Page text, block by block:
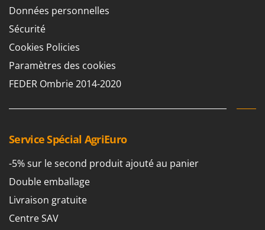
Données personnelles
Sécurité
Cookies Policies
Paramètres des cookies
FEDER Ombrie 2014-2020
Service Spécial AgriEuro
-5% sur le second produit ajouté au panier
Double emballage
Livraison gratuite
Centre SAV